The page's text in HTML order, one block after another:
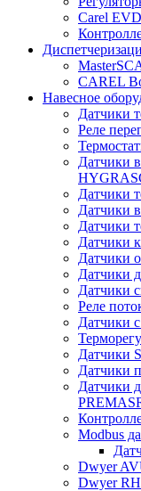
Carel
CAREL
Навесное
Датчики
Реле
Датчики
Датчики
Датчики
Датчики
Датчики
Датчики
Датчики
Датчики
Реле
Датчики
Датчики
Датчики
Датчики
Modbus
Dwyer
Dwyer